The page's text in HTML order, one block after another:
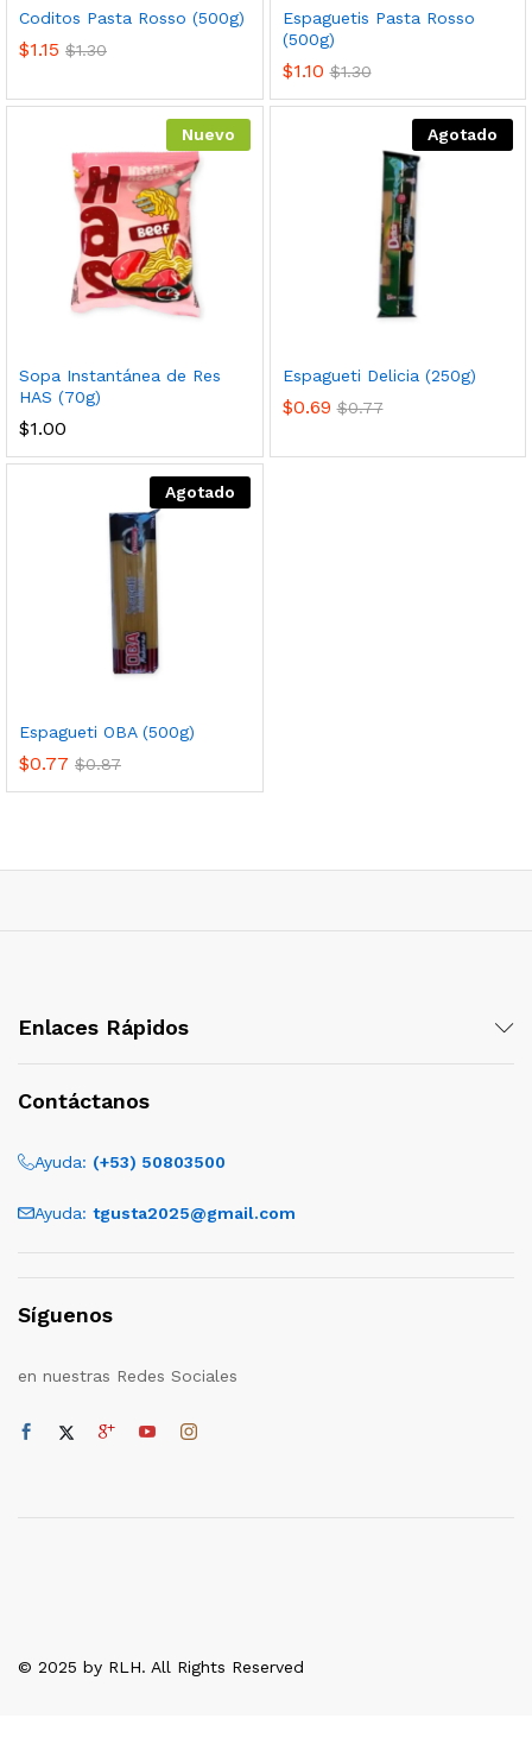
Coditos Pasta Rosso (500g)
$1.15 $1.30
Espaguetis Pasta Rosso
(500g)
$1.10 $1.30
Nuevo
Sopa Instantánea de Res
HAS (70g)
$1.00
Agotado
Espagueti Delicia (250g)
$0.69 $0.77
Agotado
Espagueti OBA (500g)
$0.77 $0.87
Enlaces Rápidos
Contáctanos
Ayuda: (+53) 50803500
Ayuda: tgusta2025@gmail.com
Síguenos
en nuestras Redes Sociales
© 2025 by RLH. All Rights Reserved